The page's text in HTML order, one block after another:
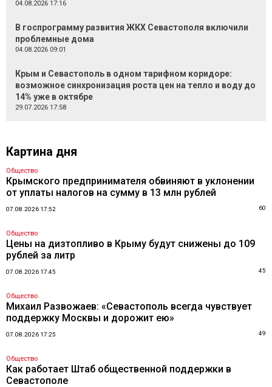
04.08.2026 17:16
В госпрограмму развития ЖКХ Севастополя включили
проблемные дома
04.08.2026 09:01
Крым и Севастополь в одном тарифном коридоре:
возможное синхронизация роста цен на тепло и воду до
14% уже в октябре
29.07.2026 17:58
Картина дня
Общество
Крымского предпринимателя обвиняют в уклонении
от уплаты налогов на сумму в 13 млн рублей
07.08.2026 17:52 60
Общество
Цены на дизтопливо в Крыму будут снижены до 109
рублей за литр
07.08.2026 17:45 45
Общество
Михаил Развожаев: «Севастополь всегда чувствует
поддержку Москвы и дорожит ею»
07.08.2026 17:25 49
Общество
Как работает Штаб общественной поддержки в
Севастополе